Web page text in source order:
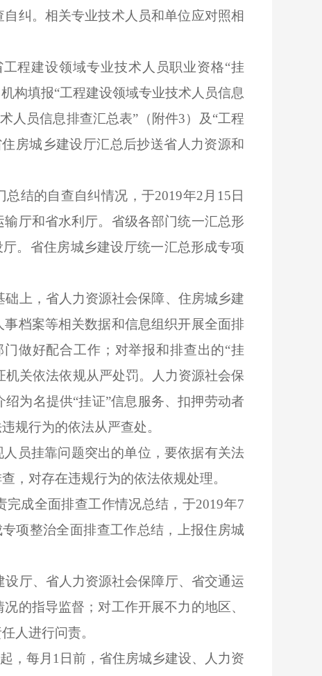
纠。相关专业技术人员和单位应对照相
工程建设领域专业技术人员职业资格“挂
构填报“工程建设领域专业技术人员信息
人员信息排查汇总表”（附件3） 及“工程
住房城乡建设厅汇总后抄送省人力资源和
总结的自查自纠情况，于2019年2 月 1 5 日
厅和省水利厅。省级各部门统一汇总形
。省住房城乡建设厅统一汇总形成专项
础上，省人力资源社会保障、住房城乡建
档案等相关数据和信息组织开展全面排
做好配合工作；对举报和排查出的“挂
关依法依规从严处罚。人力资源社会保
为名提供“挂证”信息服务、扣押劳动者
规行为的依法从严查处。
员挂靠问题突出的单位，要依据有关法
，对存在违规行为的依法依规处理。
完成全面排查工作情况总结，于2019年7
项整治全面排查工作总结，上报住房城
设厅、省人力资源社会保障厅、省交通运
的指导监督；对工作开展不力的地区、
人进行问责。
，每月 1 日前，省住房城乡建设、人力资